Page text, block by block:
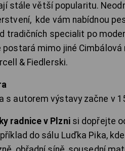
stále větší popularitu.
kde vám nabídnou
tradičních specialit po
postará mimo jiné
& Fiedlerski.
s autorem výstavy začne v
radnice v Plznisi dopřejte
do sálu Luďka Pika,